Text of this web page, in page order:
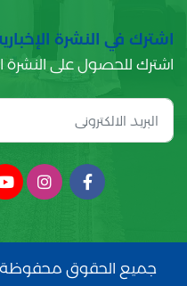
اشترك في النشرة
اشترك للحصول على النشرة
جميع الحقوق محفوظة لـ